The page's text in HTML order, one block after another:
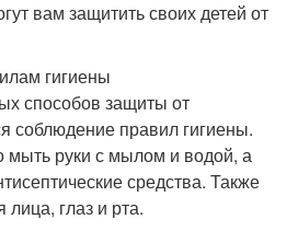
вам защитить своих детей от
гигиены
способов защиты от
соблюдение правил гигиены.
мыть руки с мылом и водой, а
средства. Также
лица, глаз и рта.